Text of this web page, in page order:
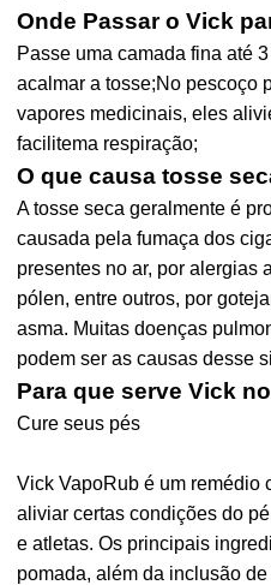
Onde Passar o Vick
Passe uma camada fina até
acalmar a tosse;No pescoço
vapores medicinais, eles
facilitema respiração;
O que causa tosse
A tosse seca geralmente é
causada pela fumaça dos
presentes no ar, por alergias
pólen, entre outros, por
asma. Muitas doenças
podem ser as causas desse
Para que serve Vick
Cure seus pés
Vick VapoRub é um remédio
aliviar certas condições do
e atletas. Os principais
pomada, além da inclusão